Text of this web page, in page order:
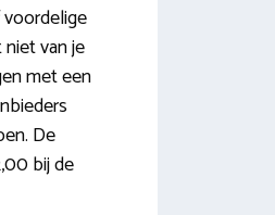
van je
met een
De
bij de